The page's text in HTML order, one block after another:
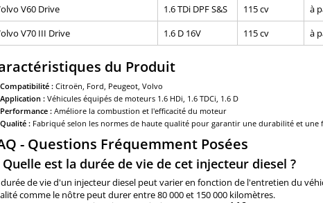
V60 Drive
1.6 TDi DPF S&S 115 cv
à
V70 III Drive
1.6 D 16V 115 cv à
du Produit
Compatibilité : Citroën, Ford, Peugeot, Volvo
Application : Véhicules équipés de moteurs 1.6 HDi, 1.6 TDCi, 1.6 D
Performance : Améliore la combustion et l'efficacité du moteur
Qualité : Fabriqué selon les normes de haute qualité pour garantir une durabilité et une
- Questions Fréquemment Posées
Quelle est la durée de vie de cet injecteur diesel ?
durée de vie d'un injecteur diesel peut varier en fonction de l'entretien du
comme le nôtre peut durer entre 80 000 et 150 000 kilomètres.